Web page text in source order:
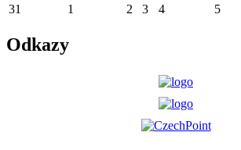
31 1 2 3 4 5
Odkazy